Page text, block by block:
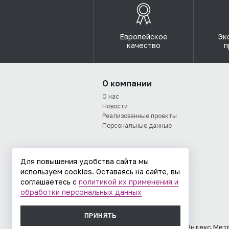
Европейское
качество
О компании
О нас
Новости
Реализованные проекты
Персональные данные
Для повышения удобства сайта мы
используем cookies. Оставаясь на сайте, вы
соглашаетесь с политикой их применения и
обработки персональных данных
ПРИНЯТЬ